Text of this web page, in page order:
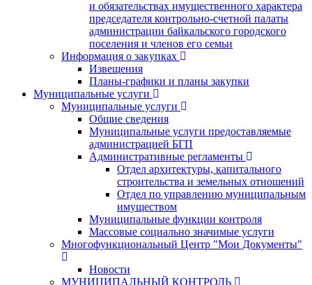
и обязательствах имущественного характера
председателя контрольно-счетной палаты
администрации байкальского городского
поселения и членов его семьи
Информация о закупках
Извещения
Планы-графики и планы закупки
Муниципальные услуги
Муниципальные услуги
Общие сведения
Муниципальные услуги предоставляемые
администрацией БГП
Административные регламенты
Отдел архитектуры, капитального
строительства и земельных отношений
Отдел по управлению муниципальным
имуществом
Муниципальные функции контроля
Массовые социально значимые услуги
Многофункциональный Центр "Мои Документы"
Новости
МУНИЦИПАЛЬНЫЙ КОНТРОЛЬ